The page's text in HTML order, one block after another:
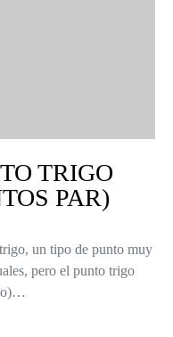
TRIGO
PAR)
un tipo de punto muy
pero el punto trigo